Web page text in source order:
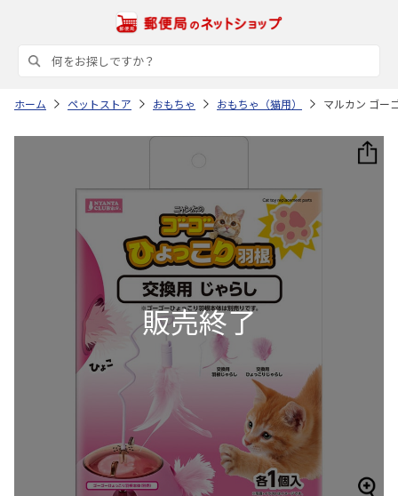
ホーム ペットストア おもちゃ おもちゃ（猫用） マルカン ゴー